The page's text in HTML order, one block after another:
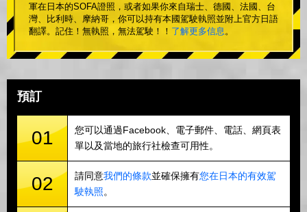
軍在日本的SOFA證照，或者如果你來自瑞士、德國、法國、台
灣、比利時、摩納哥，你可以持有本國駕駛執照並附上官方日語
翻譯。記住！無執照，無法駕駛！！ 了解更多信息。
預訂
01
您可以通過Facebook、電子郵件、電話、網頁表
單以及當地的旅行社檢查可用性。
02 請同意我們的條款並確保擁有您在日本的有效駕
駛執照。